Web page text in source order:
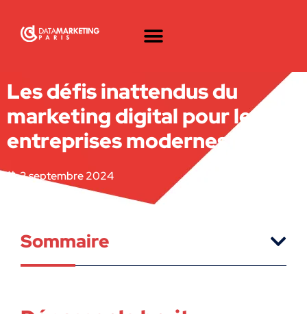
Les défis inattendus du
marketing digital pour les
entreprises modernes
3 septembre 2024
Sommaire